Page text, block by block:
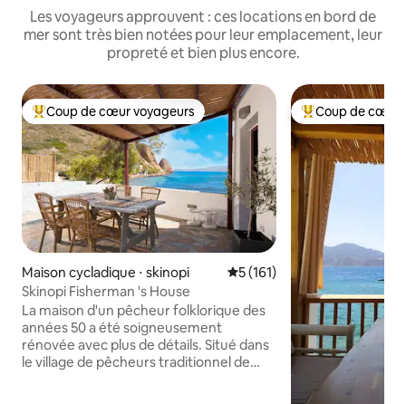
Les voyageurs approuvent : ces locations en bord de
mer sont très bien notées pour leur emplacement, leur
propreté et bien plus encore.
Coups de cœur voyageurs les plus appréciés
Coup de cœur voyageurs
Maison cycladique ⋅ skinopi Évaluation moyenne sur la
5 (161)
Skinopi Fisherman 's House
La maison d'un pêcheur folklorique des
années 50 a été soigneusement
rénovée avec plus de détails. Situé dans
le village de pêcheurs traditionnel de
Coups de cœur
Coup de cœur